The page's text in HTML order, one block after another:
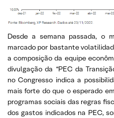
Desde a semana passada, o
marcado por bastante
a composição da equipe
divulgação da “PEC da
no Congresso indica a
mais forte do que o esperado
programas sociais das regras
dos gastos indicados na PEC,